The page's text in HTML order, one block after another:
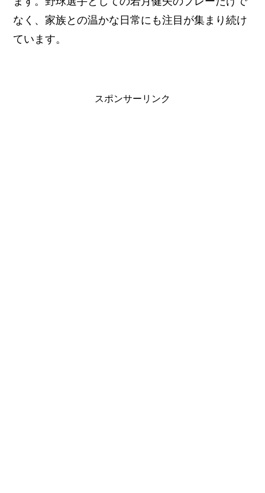
なく、家族との温かな日常にも注目が集まり続け
ています。
スポンサーリンク